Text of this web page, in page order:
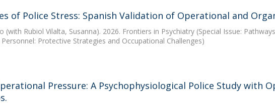
of Police Stress: Spanish Validation of Operational and
(with Rubiol Vilalta, Susanna). 2026. Frontiers in Psychiatry (Special Issue:
Personnel: Protective Strategies and Occupational Challenges)
Pressure: A Psychophysiological Police Study with